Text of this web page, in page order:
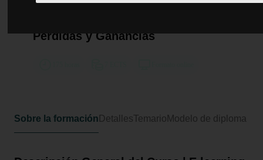
Pérdidas y Ganancias
Sobre la formación DetallesTemario Modelo de diploma